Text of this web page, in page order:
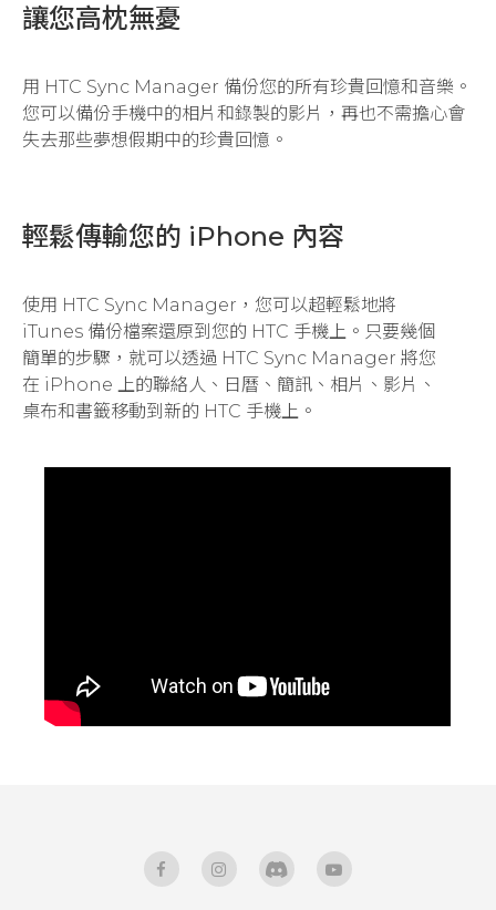
讓您高枕無憂
用 HTC Sync Manager 備份您的所有珍貴回憶和音樂。
您可以備份手機中的相片和錄製的影片，再也不需擔心會
失去那些夢想假期中的珍貴回憶。
輕鬆傳輸您的 iPhone 內容
使用 HTC Sync Manager，您可以超輕鬆地將
iTunes 備份檔案還原到您的 HTC 手機上。只要幾個
簡單的步驟，就可以透過 HTC Sync Manager 將您
在 iPhone 上的聯絡人、日曆、簡訊、相片、影片、
桌布和書籤移動到新的 HTC 手機上。